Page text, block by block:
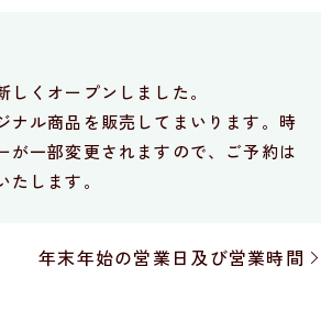
しくオープンしました。
ナル商品を販売してまいります。時
が一部変更されますので、ご予約は
します。
年末年始の営業日及び営業時間